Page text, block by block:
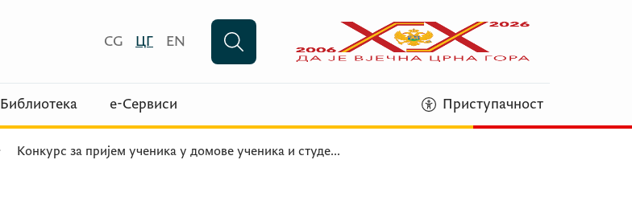
CG ЦГ EN
Библиотека е-Сервиси Приступачност
Конкурс за пријем ученика у домове ученика и студе...